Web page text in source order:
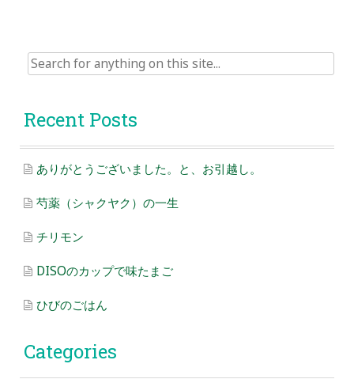
Search
for:
Recent Posts
ありがとうございました。と、お引越し。
芍薬（シャクヤク）の一生
チリモン
DISOのカップで味たまご
ひびのごはん
Categories